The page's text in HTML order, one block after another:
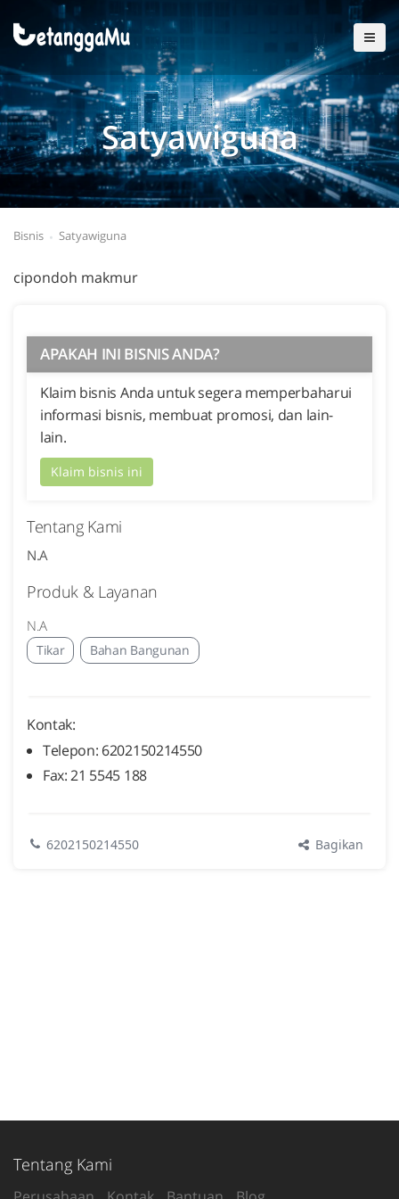
Satyawiguna
Bisnis Satyawiguna
cipondoh makmur
APAKAH INI BISNIS ANDA?
Klaim bisnis Anda untuk segera memperbaharui
informasi bisnis, membuat promosi, dan lain-
lain.
Klaim bisnis ini
Tentang Kami
N.A
Produk & Layanan
N.A
Tikar Bahan Bangunan
Kontak:
Telepon: 6202150214550
Fax: 21 5545 188
6202150214550 Bagikan
Tentang Kami